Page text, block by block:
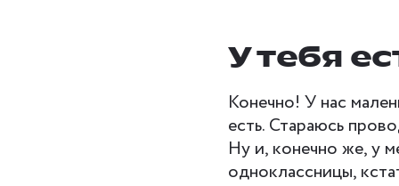
У тебя
Конечно! У нас
есть. Стараюсь
Ну и, конечно же, у
одноклассницы,